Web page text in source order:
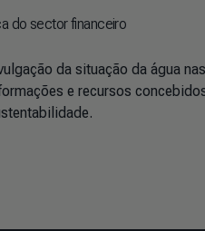
do sector financeiro
da situação da água
e recursos